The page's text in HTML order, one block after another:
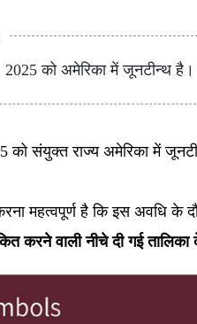
को अमेरिका में जूनटीन्थ है।
संयुक्त राज्य अमेरिका में
महत्वपूर्ण है कि इस अवधि
करने वाली नीचे दी गई